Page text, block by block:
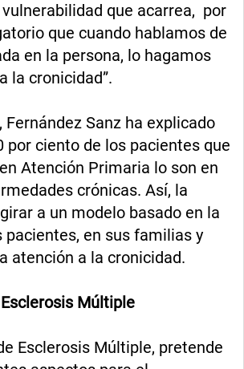
que acarrea, por
que cuando hablamos de
en la persona, lo hagamos
la cronicidad”.
Fernández Sanz ha explicado
por ciento de los pacientes que
Atención Primaria lo son en
crónicas. Así, la
a un modelo basado en la
pacientes, en sus familias y
atención a la cronicidad.
Múltiple
Esclerosis Múltiple, pretende